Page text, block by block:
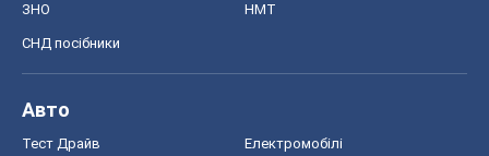
ЗНО НМТ
СНД посібники
Авто
Тест Драйв Електромобілі